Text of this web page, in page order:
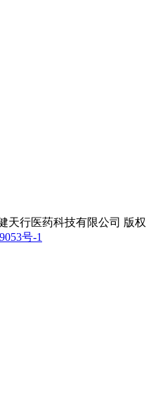
天行医药科技有限公司 版权
号-1